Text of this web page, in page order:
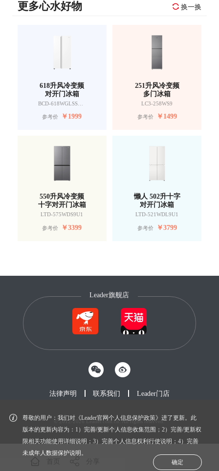
更多心水好物 换一换
618升风冷变频
对开门冰箱
BCD-618WGLSSEDW9
参考价 ￥1999
251升风冷变频
多门冰箱
LC3-258WS9
参考价 ￥1499
550升风冷变频
十字对开门冰箱
LTD-575WDS9U1
参考价 ￥3399
懒人 502升十字
对开门冰箱
LTD-521WDL9U1
参考价 ￥3799
尊敬的用户：我们对《Leader官网个人信息保护政策》进了更新。此
版本的更新内容为：1）完善/更新个人信息收集范围；2）完善/更新权
限相关功能使用详细说明；3）完善个人信息权利行使说明；4）完善
未成年人数据保护说明。
确定
Leader旗舰店
法律声明 联系我们 Leader门店
© 2012-2026 Leader.com.cn. All rights reserved.
鲁ICP备20027604号-1